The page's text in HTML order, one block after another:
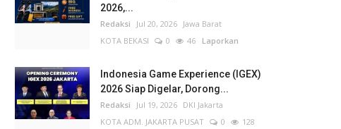
2026,...
Redaksi Jul 20, 2026 Jawa Barat
KOTA BEKASI
0 46 Laporkan
Indonesia Game Experience (IGEX)
2026 Siap Digelar, Dorong...
Redaksi Jul 19, 2026 DKI Jakarta
KOTA ADM. JAKARTA PUSAT
0
128